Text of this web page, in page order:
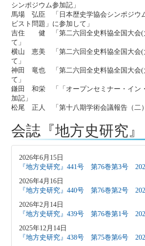
シンポジウム参加記」
馬場 弘臣 「日本歴史学協会シンポジウ
ビスト問題」に参加して」
吉住 健 「第二六回全史料協全国大会(
て」
横山 恵美 「第二六回全史料協全国大会(
て」
神田 竜也 「第二六回全史料協全国大会(
て」
鎌田 和栄 「「オープンセミナー・イン
加記」
松尾 正人 「第十八期学術会議報告（二
会誌『地方史研究』
2026年6月15日
『地方史研究』441号 第76巻第3号
2026年4月16日
『地方史研究』440号 第76巻第2号
2026年2月14日
『地方史研究』439号 第76巻第1号
2025年12月14日
『地方史研究』438号 第75巻第6号